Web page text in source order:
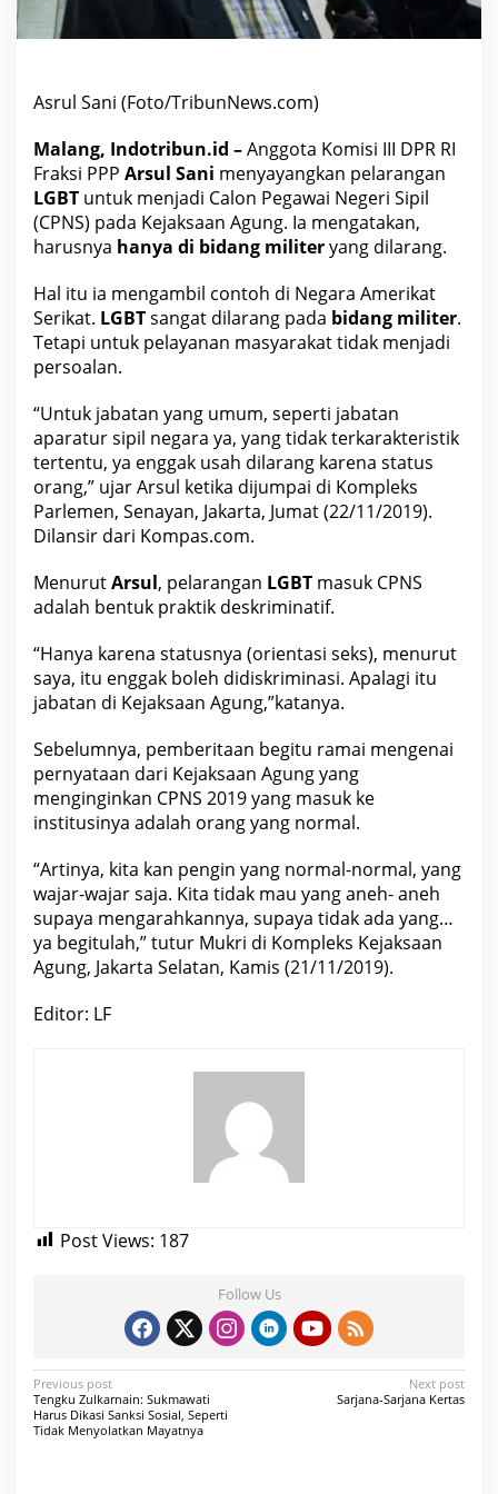
H
a
y
a
d
i
B
i
d
a
M
l
i
t
e
Asrul Sani (Foto/TribunNews.com)
Malang, Indotribun.id –Anggota Komisi III DPR RI
Fraksi PPP Arsul Sani menyayangkan pelarangan
LGBT untuk menjadi Calon Pegawai Negeri Sipil
(CPNS) pada Kejaksaan Agung. Ia mengatakan,
harusnya hanya di bidang militeryang dilarang.
Hal itu ia mengambil contoh di Negara Amerikat
Serikat. LGBTsangat dilarang pada bidang militer.
Tetapi untuk pelayanan masyarakat tidak menjadi
persoalan.
“Untuk jabatan yang umum, seperti jabatan
aparatur sipil negara ya, yang tidak terkarakteristik
tertentu, ya enggak usah dilarang karena status
orang,” ujar Arsul ketika dijumpai di Kompleks
Parlemen, Senayan, Jakarta, Jumat (22/11/2019).
Dilansir dari Kompas.com.
MenurutArsul, pelarangan LGBT masuk CPNS
adalah bentuk praktik deskriminatif.
“Hanya karena statusnya (orientasi seks), menurut
saya, itu enggak boleh didiskriminasi. Apalagi itu
jabatan di Kejaksaan Agung,”katanya.
Sebelumnya, pemberitaan begitu ramai mengenai
pernyataan dari Kejaksaan Agung yang
menginginkan CPNS 2019 yang masuk ke
institusinya adalah orang yang normal.
“Artinya, kita kan pengin yang normal-normal, yang
wajar-wajar saja. Kita tidak mau yang aneh- aneh
supaya mengarahkannya, supaya tidak ada yang…
ya begitulah,” tutur Mukri di Kompleks Kejaksaan
Agung, Jakarta Selatan, Kamis (21/11/2019).
Editor: LF
Post Views: 187
Follow Us
P
o
Previous post
Tengku Zulkarnain: Sukmawati
Harus Dikasi Sanksi Sosial, Seperti
Tidak Menyolatkan Mayatnya
Next post
Sarjana-Sarjana Kertas